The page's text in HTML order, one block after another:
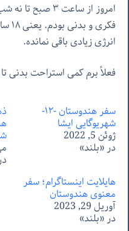
امروز از ساعت ٣
انرژی زیادی باقی نمانده.
فعلاً برم کمی استراحت بدنی
سفر هندوستان -١٢-
شهریوگایی ایشا
ژوئن 5, 2022
در «بلند» می
هایلایت اینستاگرام؛ سفر
معنوی هندوستان
آوریل 29, 2023
در «بلند»